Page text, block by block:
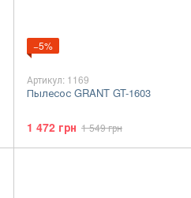
−5%
Артикул: 1169
Пылесос GRANT GT-1603
1 472 грн 1 549 грн